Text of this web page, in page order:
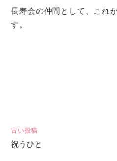
長寿会の仲間として、これ
す。
投
稿
古い投稿
祝うひと